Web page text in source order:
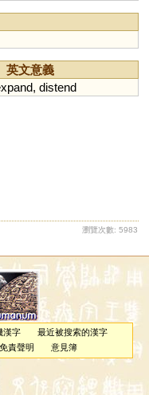
英文意義
, distend
瀏覽次數: 5983
漢字
最近被搜索的漢字
免責聲明 意見簿